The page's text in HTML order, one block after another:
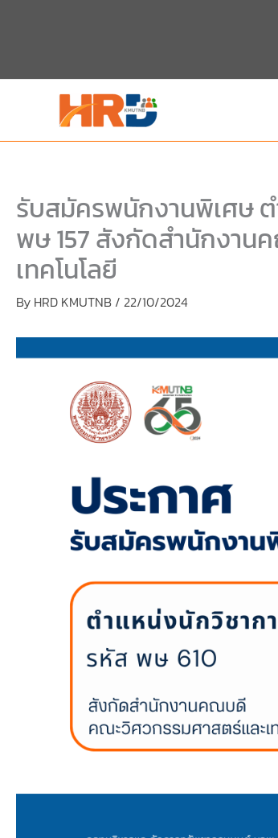
รับสมัครพนักงานพิเศษ
พษ 157 สังกัดสำนักงาน
เทคโนโลยี
By HRD KMUTNB / 22/10/2024